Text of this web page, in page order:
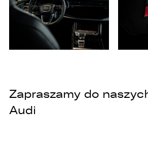
Zapraszamy do
Audi